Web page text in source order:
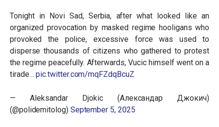
Tonight in Novi Sad, Serbia, after what looked like an
organized provocation by masked regime hooligans who
provoked the police, excessive force was used to
disperse thousands of citizens who gathered to protest
the regime peacefully. Afterwards, Vucic himself went on a
tirade…pic.twitter.com/mqFZdqBcuZ
— Aleksandar Djokic (Александар Джокич)
(@polidemitolog) September 5, 2025